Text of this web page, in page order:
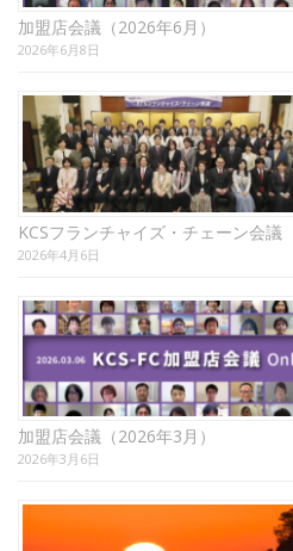
加盟店会議（2026年6月）
2026年6月8日
KCSフランチャイズ・チェーン会議
2026年4月6日
加盟店会議（2026年3月）
2026年3月6日